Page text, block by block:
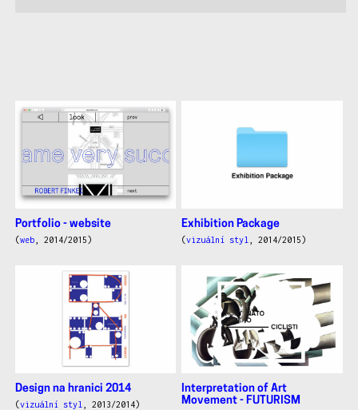
další
práce
Portfolio - website
(web, 2014/2015)
Exhibition Package
(vizuální styl , 2014/2015)
Design na hranici 2014
(vizuální styl , 2013/2014)
Interpretation of Art
Movement - FUTURISM